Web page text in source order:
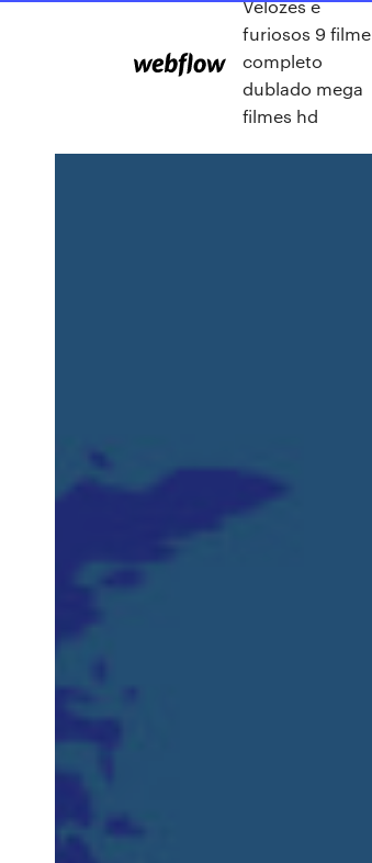
Velozes e
furiosos 9 filme
completo
dublado mega
filmes hd